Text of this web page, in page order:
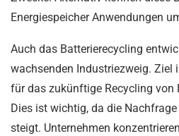
Energiespeicher Anwendungen
Auch das Batterierecycling
wachsenden Industriezweig. Ziel
für das zukünftige Recycling von
Dies ist wichtig, da die
steigt. Unternehmen